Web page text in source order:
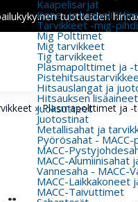
tuotteiden
Kaapelisarjat
Kone- ja
Tarvikkeet -mig-
Mig Polttimet
Mig tarvikkeet
Tig tarvikkeet
Plasmapolttimet ja -
Hitsauslangat ja
Hitsauksen lisäaineet
Juoksutteet
Juotostinat
Metallisahat ja
Pyörösahat -
MACC-
MACC-Alumiinisahat
Vannesaha - MACC-
MACC-Laikkakoneet
MACC-Taivuttimet
»Plasmapolttimet ja -